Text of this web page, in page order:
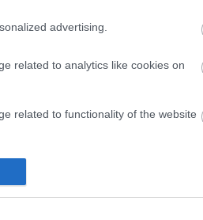
advertising.
related to analytics like cookies on
related to functionality of the website
related to personalization.
related to security, including